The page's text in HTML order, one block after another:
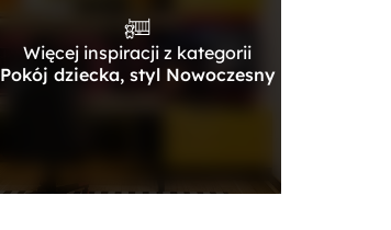
Więcej inspiracji z kategorii
Pokój dziecka, styl Nowoczesny